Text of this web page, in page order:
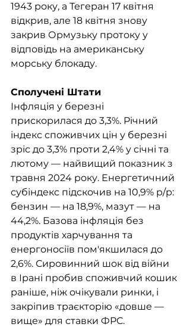
1943 року, а Тегеран 17 квітня
відкрив, але 18 квітня знову
закрив Ормузьку протоку у
відповідь на американську
морську блокаду.
Сполучені Штати
Інфляція у березні
прискорилася до 3,3%. Річний
індекс споживчих цін у березні
зріс до 3,3% проти 2,4% у січні та
лютому — найвищий показник з
травня 2024 року. Енергетичний
субіндекс підскочив на 10,9% р/р:
бензин — на 18,9%, мазут — на
44,2%. Базова інфляція без
продуктів харчування та
енергоносіїв пом'якшилася до
2,6%. Сировинний шок від війни
в Ірані пробив споживчий кошик
раніше, ніж очікували ринки, і
закріпив траєкторію «довше —
вище» для ставки ФРС.